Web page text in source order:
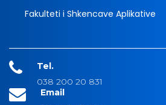
Fakulteti i Shkencave Aplikative
Tel.
038 200 20 831
Email